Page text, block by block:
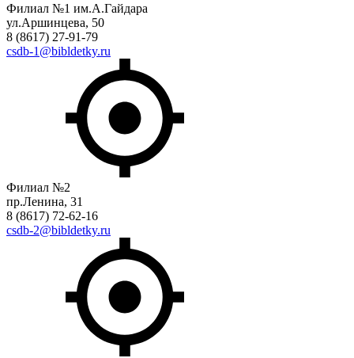
Филиал №1 им.А.Гайдара
ул.Аршинцева, 50
8 (8617) 27-91-79
csdb-1@bibldetky.ru
Филиал №2
пр.Ленина, 31
8 (8617) 72-62-16
csdb-2@bibldetky.ru